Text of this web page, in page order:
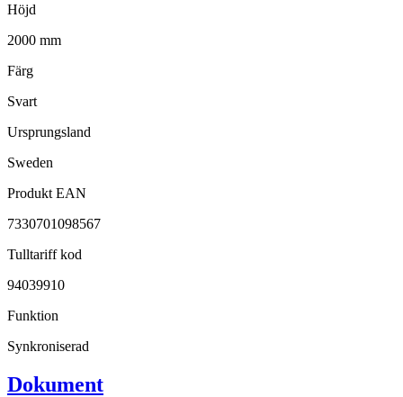
Höjd
2000 mm
Färg
Svart
Ursprungsland
Sweden
Produkt EAN
7330701098567
Tulltariff kod
94039910
Funktion
Synkroniserad
Dokument